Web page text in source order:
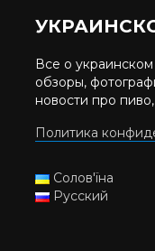
Все о
обзоры,
новости про
Политика
Солов'їна
Русский